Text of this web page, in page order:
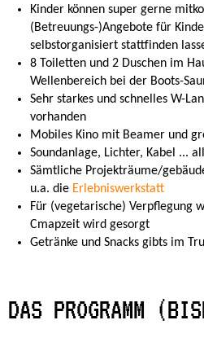
Kinder können super gerne
(Betreuungs-)Angebote für
selbstorganisiert stattfinden
8 Toiletten und 2 Duschen im
Wellenbereich bei der Boots-
Sehr starkes und schnelles W-
vorhanden
Mobiles Kino mit Beamer und
Soundanlage, Lichter, Kabel ...
Sämtliche Projekträume/
u.a. die Erlebniswerkstatt
Für (vegetarische) Verpflegung
Cmapzeit wird gesorgt
Getränke und Snacks gibts im
DAS PROGRAMM